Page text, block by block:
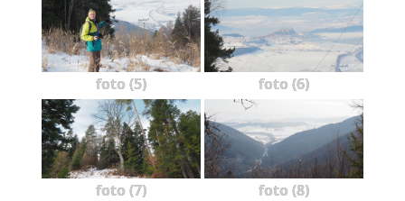
foto (5) foto (6)
foto (7) foto (8)